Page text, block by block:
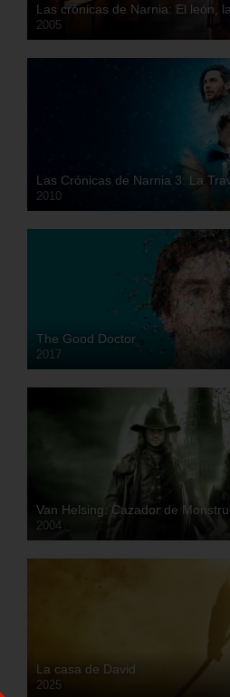
Las crónicas de Narnia: El león,
2005
HD
2010
HD
The Good Doctor
2017
Van Helsing: Cazador de
2004
HD
La casa de David
2025